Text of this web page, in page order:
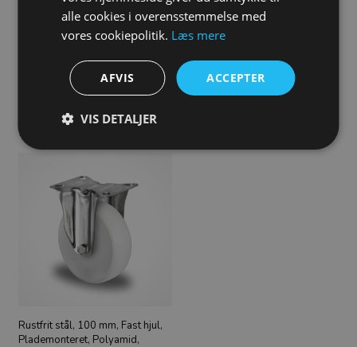
Rustfrit stål, 100 mm, Drejehjul,
Bolthulmonteret, Polyamid,
147,00
Rustfrit stål, 100 mm, Drejehjul,
Plademonteret, Polyamid,
Rustfrit stål, 100 mm, Fast hjul,
Plademonteret, Polyamid,
alle cookies i overensstemmelse med
vores cookiepolitik. Læs mere
ACCEPTER
AFVIS
VIS DETALJER